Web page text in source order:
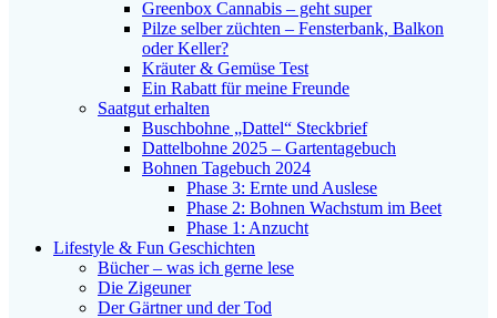
Greenbox Cannabis – geht super
Pilze selber züchten – Fensterbank, Balkon
oder Keller?
Kräuter & Gemüse Test
Ein Rabatt für meine Freunde
Saatgut erhalten
Buschbohne „Dattel“ Steckbrief
Dattelbohne 2025 – Gartentagebuch
Bohnen Tagebuch 2024
Phase 3: Ernte und Auslese
Phase 2: Bohnen Wachstum im Beet
Phase 1: Anzucht
Lifestyle & Fun Geschichten
Bücher – was ich gerne lese
Die Zigeuner
Der Gärtner und der Tod